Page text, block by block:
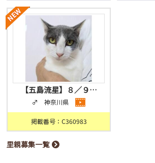
【五島流星】８／９…
♂ 神奈川県
掲載番号：C360983
里親募集一覧